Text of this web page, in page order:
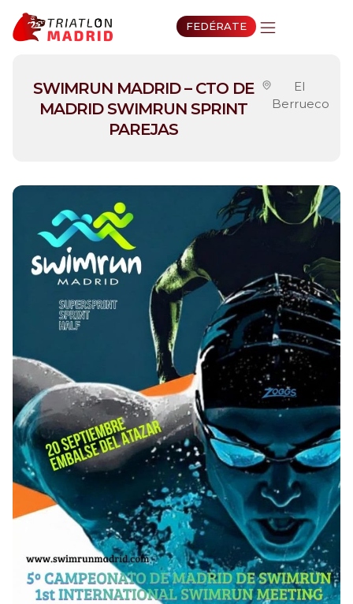
FEDÉRATE
SWIMRUN MADRID – CTO DE
MADRID SWIMRUN SPRINT
PAREJAS
El
Berrueco